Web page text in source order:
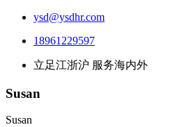
ysd@ysdhr.com
18961229597
立足江浙沪 服务海内外
Susan
Susan